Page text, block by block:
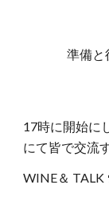
準備と
17時に開始に
にて皆で交流
WINE＆